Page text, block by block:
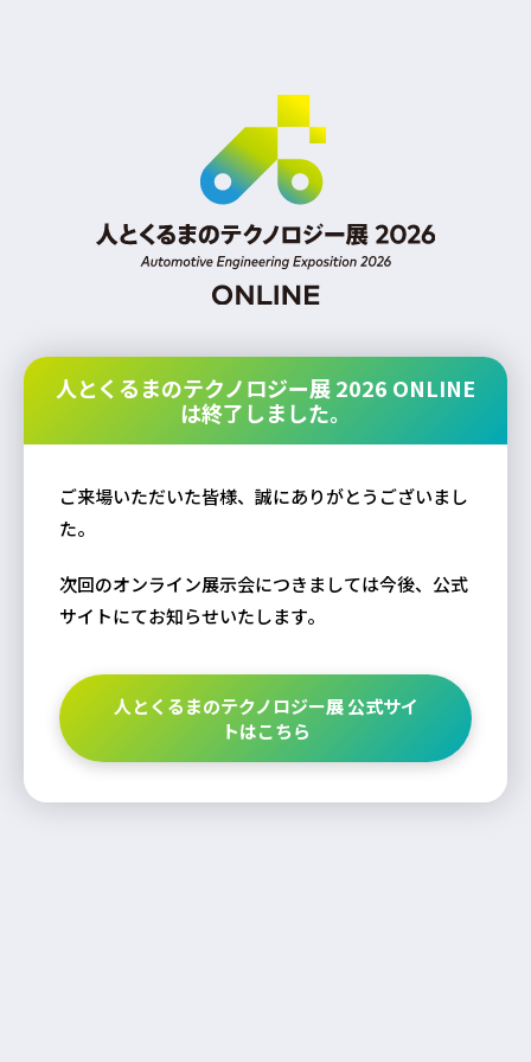
人とくるまのテクノロジー展 2026 ONLINE
は終了しました。
ご来場いただいた皆様、誠にありがとうございまし
た。
次回のオンライン展示会につきましては今後、公式
サイトにてお知らせいたします。
人とくるまのテクノロジー展 公式サイ
トはこちら